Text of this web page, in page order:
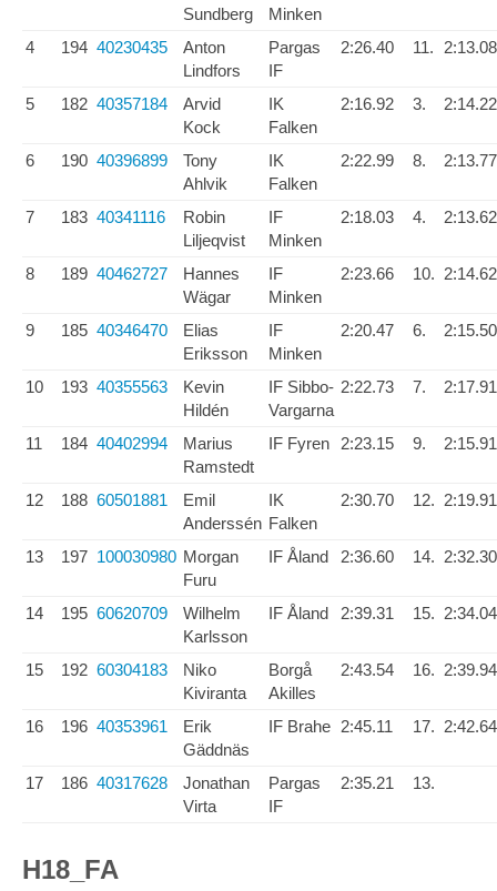
Sundberg
Minken
4
194 40230435
Anton
Lindfors
Pargas
IF
2:26.40 11. 2:13.08
5 182 40357184
Arvid
Kock
IK
Falken
2:16.92 3. 2:14.22
6 190 40396899
Tony
Ahlvik
IK
Falken
2:22.99 8. 2:13.77
7 183 40341116
Robin
Liljeqvist
IF
Minken
2:18.03 4. 2:13.62
8 189 40462727
Hannes
Wägar
IF
Minken
2:23.66 10. 2:14.62
9 185 40346470
Elias
Eriksson
IF
Minken
2:20.47 6. 2:15.50
10 193 40355563
Kevin
Hildén
IF Sibbo-
Vargarna
2:22.73 7. 2:17.91
11 184 40402994
Marius
Ramstedt
IF Fyren 2:23.15 9. 2:15.91
12 188 60501881
Emil
Anderssén
IK
Falken
2:30.70 12. 2:19.91
13 197 100030980 Morgan
Furu
IF Åland 2:36.60 14. 2:32.30
14 195 60620709
Wilhelm
Karlsson
IF Åland 2:39.31 15. 2:34.04
15 192 60304183
Niko
Kiviranta
Borgå
Akilles
2:43.54 16. 2:39.94
16 196 40353961
Erik
Gäddnäs
IF Brahe 2:45.11 17. 2:42.64
17 186 40317628
Jonathan
Virta
Pargas
IF
2:35.21 13.
H18_FA